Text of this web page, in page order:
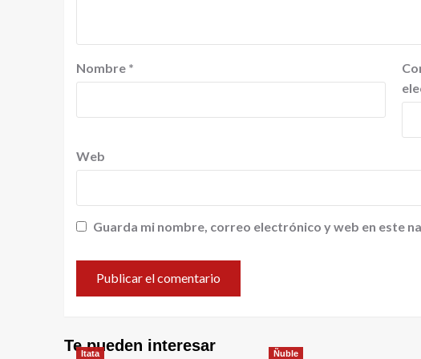
Nombre *
Web
Guarda mi nombre, correo electrónico y web en este
Te pueden interesar
Itata Ñuble